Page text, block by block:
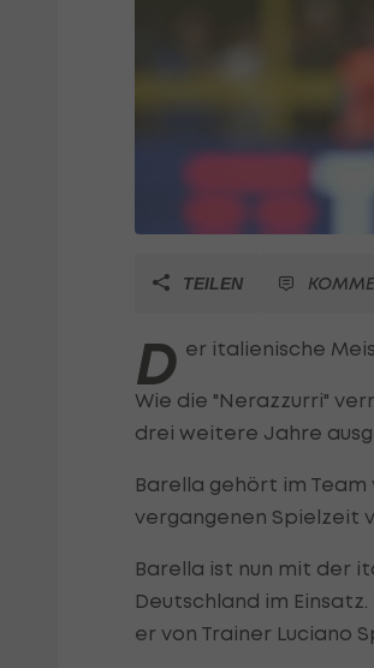
TEILEN
D er italienische
Wie die "Nerazzurri"
drei weitere Jahre
Barella gehört im Team
vergangenen Spielzeit
Barella ist nun mit der
Deutschland im
er von Trainer Luciano